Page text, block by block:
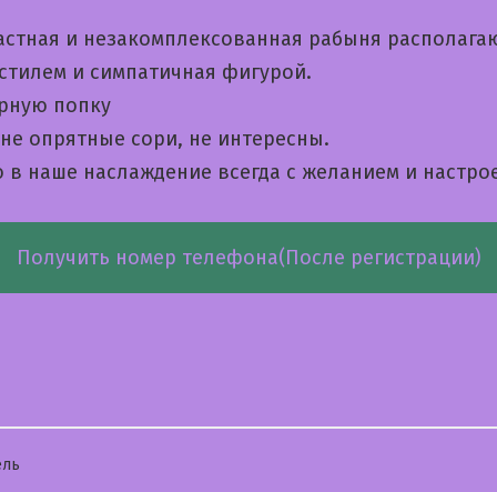
и незакомплексованная рабыня
и симпатичная фигурой.
попку
опрятные сори, не интересны.
наше наслаждение всегда с желанием и
Получить номер телефона(После регистрации)